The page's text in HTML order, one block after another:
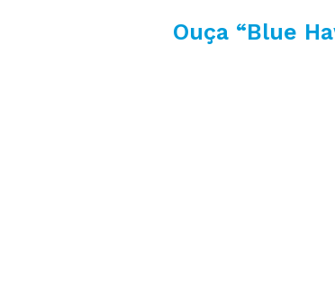
Ouça “Blue